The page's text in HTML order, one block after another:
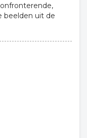
beelden uit de